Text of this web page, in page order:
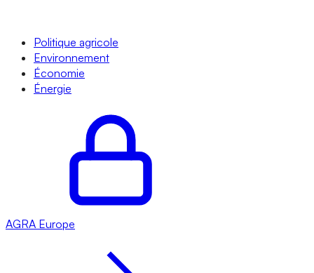
Politique agricole
Environnement
Économie
Énergie
AGRA Europe